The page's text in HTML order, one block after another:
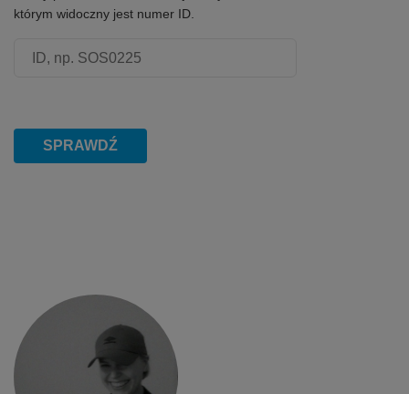
którym widoczny jest numer ID.
SPRAWDŹ